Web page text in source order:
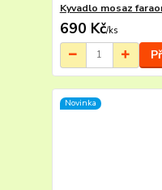
Kyvadlo mosaz
690 Kč/ks
Novinka